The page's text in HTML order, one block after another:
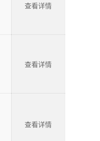
查看详情
查看详情
查看详情